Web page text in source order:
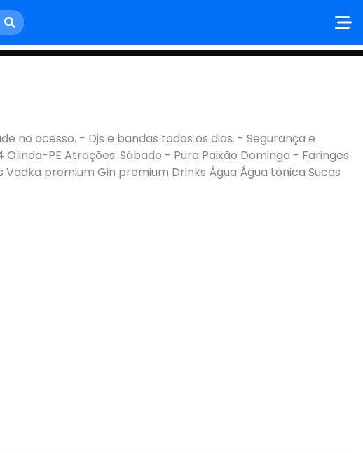
no acesso. - Djs e bandas todos os dias. - Segurança e
PE Atrações: Sábado - Pura Paixão Domingo - Faringes
premium Gin premium Drinks Água Água tônica Sucos